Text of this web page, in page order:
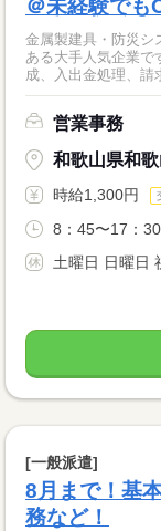
＠未経験でも
金属製建具・防災
ある大手人気企業
成、入出金処理、請
営業事務
和歌山県和歌
時給1,300円
8：45〜17：
土曜日 日曜日
[一般派遣]
8月まで！基
務など！